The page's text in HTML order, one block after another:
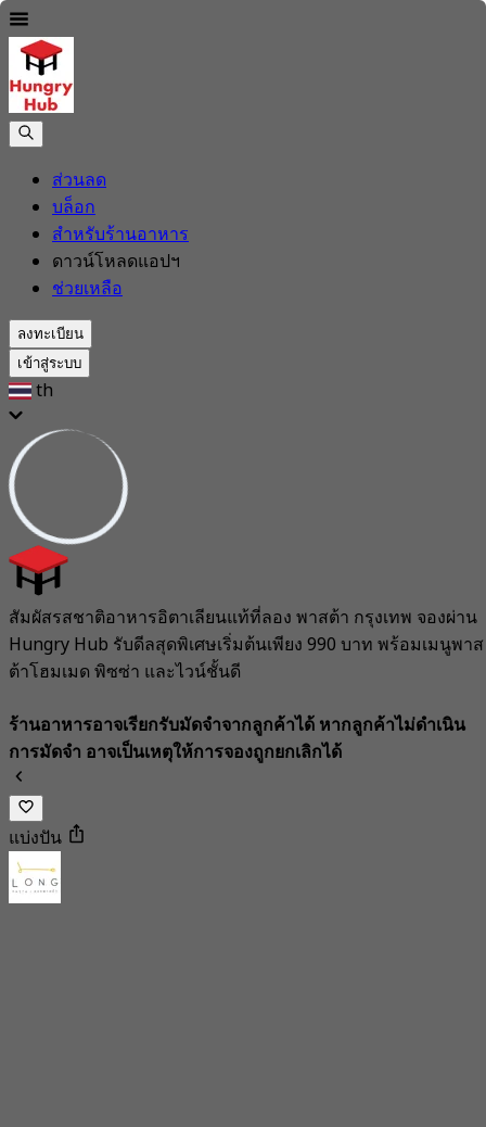
ส่วนลด
บล็อก
สำหรับร้านอาหาร
ดาวน์โหลดแอปฯ
ช่วยเหลือ
ลงทะเบียน
เข้าสู่ระบบ
th
สัมผัสรสชาติอาหารอิตาเลียนแท้ที่ลอง พาสต้า กรุงเทพ จองผ่าน
Hungry Hub รับดีลสุดพิเศษเริ่มต้นเพียง 990 บาท พร้อมเมนูพาส
ต้าโฮมเมด พิซซ่า และไวน์ชั้นดี
ร้านอาหารอาจเรียกรับมัดจำจากลูกค้าได้ หากลูกค้าไม่ดำเนิน
การมัดจำ อาจเป็นเหตุให้การจองถูกยกเลิกได้
แบ่งปัน